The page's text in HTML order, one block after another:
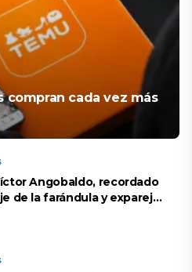
compran cada vez más
Angobaldo, recordado
de la farándula y expareja